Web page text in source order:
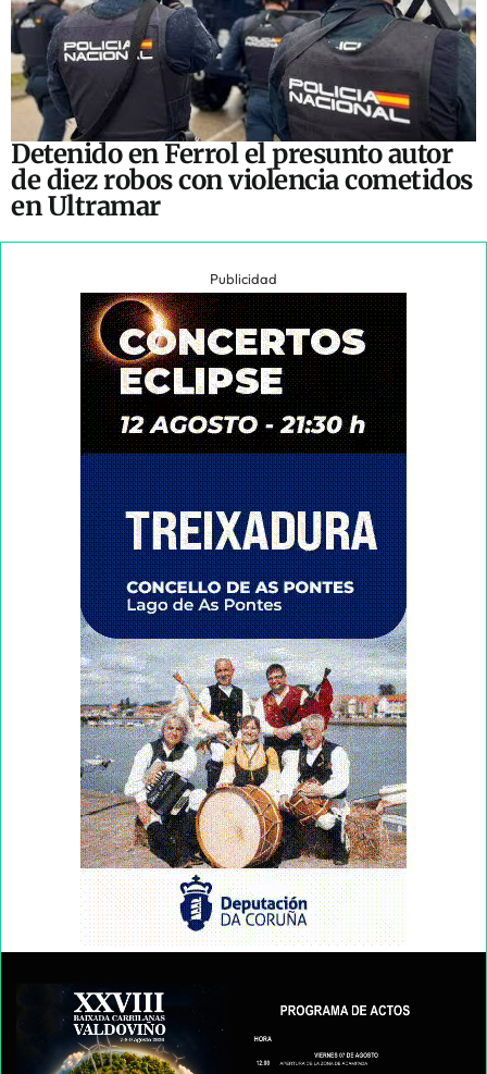
Detenido en Ferrol el presunto autor
de diez robos con violencia cometidos
en Ultramar
Publicidad